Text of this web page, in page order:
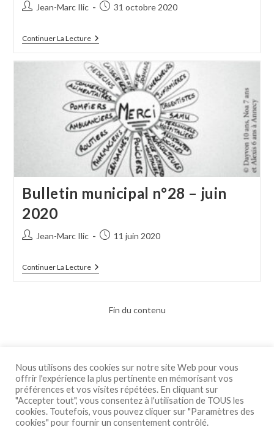
Auteur/autrice
publication :
Jean-Marc Ilic
Publication
31 octobre 2020
Continuer La LectureBulletin
–
Octobre
2020
Bulletin municipal n°28 – juin
2020
Auteur/autrice
publication :
Jean-Marc Ilic
Publication
11 juin 2020
Continuer La LectureBulletin
Municipal
2020
Fin du contenu
Nous utilisons des cookies sur notre site Web pour vous
offrir l'expérience la plus pertinente en mémorisant vos
préférences et vos visites répétées. En cliquant sur
"Accepter tout", vous consentez à l'utilisation de TOUS les
cookies. Toutefois, vous pouvez cliquer sur "Paramètres des
cookies" pour fournir un consentement contrôlé.